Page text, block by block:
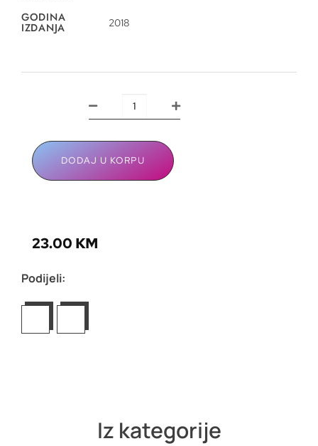
GODINA
IZDANJA 2018
DODAJ U KORPU
23.00 KM
Podijeli:
Iz kategorije